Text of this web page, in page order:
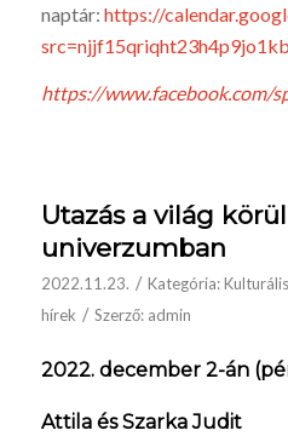
naptár: https://
https://www.facebook.com/
Utazás a világ
univerzumban
2022.11.23. / Kategória:
hírek / Szerző: admin
2022. december 2-án
Attila és Szarka Judit